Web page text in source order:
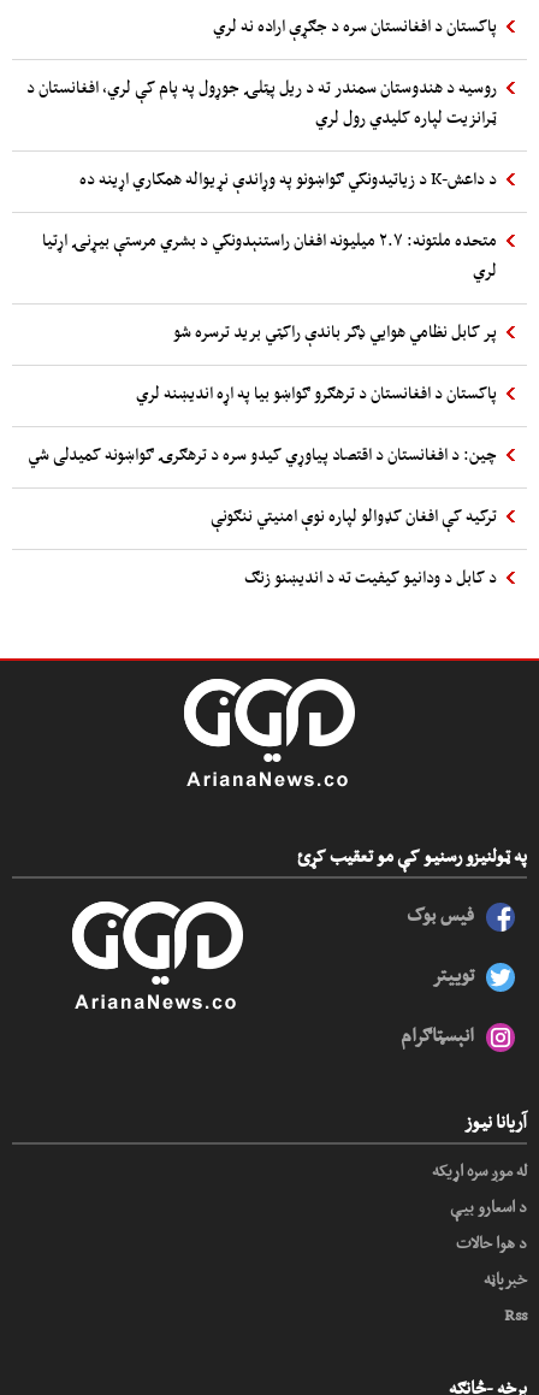
پاکستان د افغانستان سره د جګړې اراده نه لري
روسیه د هندوستان سمندر ته د ریل پټلۍ جوړول په پام کې لري، افغانستان د
ټرانزیت لپاره کلیدي رول لري
د داعش-K د زیاتیدونکي ګواښونو په وړاندې نړیواله همکاري اړینه ده
متحده ملتونه: ۲.۷ میلیونه افغان راستنېدونکي د بشري مرستې بیړنۍ اړتیا
لري
پر کابل نظامي هوایي ډګر باندې راکټي برید ترسره شو
پاکستان د افغانستان د ترهګرو ګواښو بیا په اړه اندیښنه لري
چین: د افغانستان د اقتصاد پیاوړي کیدو سره د ترهګرۍ ګواښونه کمیدلی شي
ترکیه کې افغان کډوالو لپاره نوې امنیتي ننګونې
د کابل د ودانیو کیفیت ته د اندیښنو زنګ
په ټولنیزو رسنیو کې مو تعقیب کړئ
فیس بوک
توییتر
انېسټاګرام
آریانا نیوز
له موږ سره اړیکه
د اسعارو بیې
د هوا حالات
خبرپاڼه
Rss
برخه -څانګه